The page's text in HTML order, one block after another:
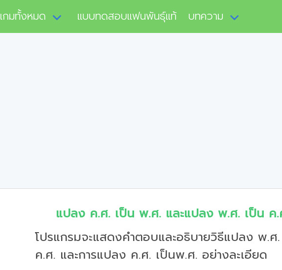
เกมทั้งหมด แบบทดสอบแฟนพันธุ์แท้ บทความ
แปลง ค.ศ. เป็น พ.ศ. และแปลง พ.ศ. เป็น ค.
โปรแกรมจะแสดงคำตอบและอธิบายวิธีแปลง พ.ศ
ค.ศ. และการแปลง ค.ศ. เป็นพ.ศ. อย่างละเอียด